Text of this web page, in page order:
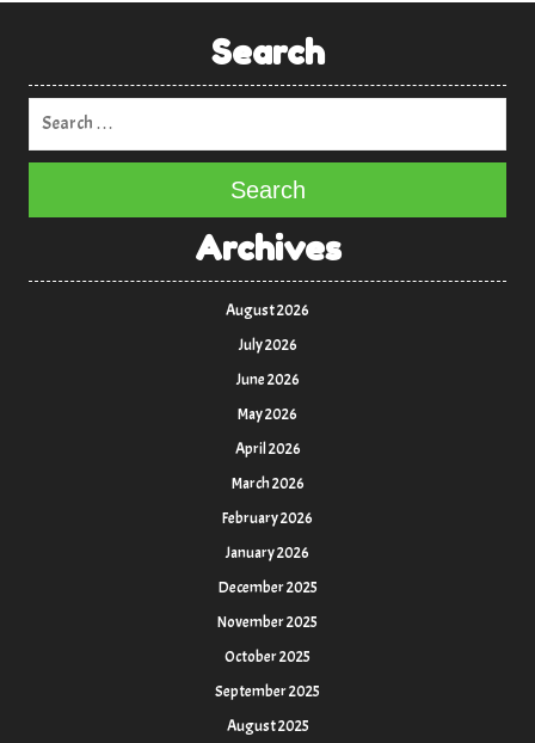
Search
Search
Archives
August 2026
July 2026
June 2026
May 2026
April 2026
March 2026
February 2026
January 2026
December 2025
November 2025
October 2025
September 2025
August 2025